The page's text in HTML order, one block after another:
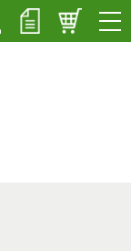
新規会
員登録
カート